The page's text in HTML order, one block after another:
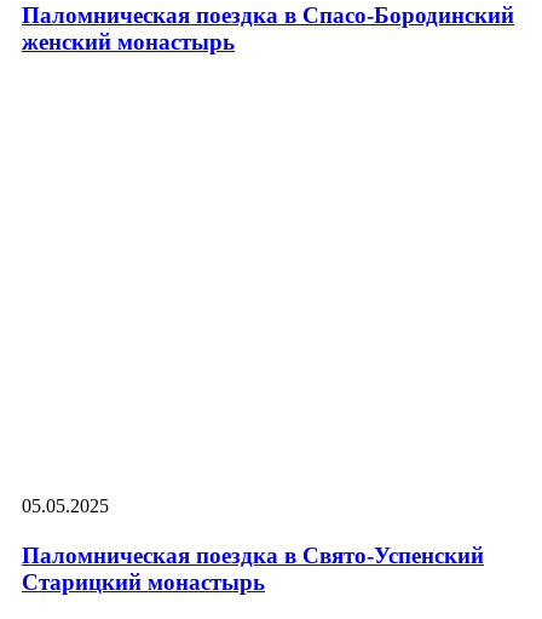
Паломническая поездка в Спасо-Бородинский
женский монастырь
05.05.2025
Паломническая поездка в Свято-Успенский
Старицкий монастырь